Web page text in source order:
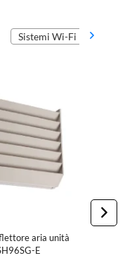
Sistemi Wi-Fi
aria unità
E